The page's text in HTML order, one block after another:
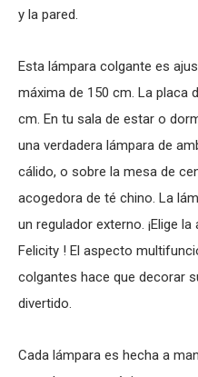
y la pared.
Esta lámpara colgante es
máxima de 150 cm. La placa
cm. En tu sala de estar o
una verdadera lámpara de
cálido, o sobre la mesa de
acogedora de té chino. La
un regulador externo. ¡Elige
Felicity ! El aspecto
colgantes hace que decorar
divertido.
Cada lámpara es hecha a